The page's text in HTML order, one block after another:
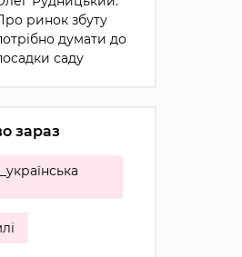
ринок збуту
думати до
саду
зараз